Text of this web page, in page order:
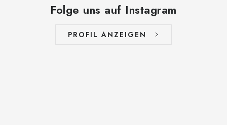
Folge uns auf Instagram
PROFIL ANZEIGEN